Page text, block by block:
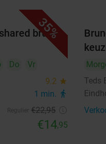
35%
brunch
Do
Vr
9.2 star
1 min. directions_walk
€22,95
€14,95
Teds